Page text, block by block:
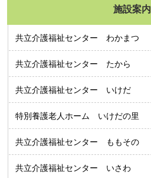
施設案内
共立介護福祉センター わかまつ
共立介護福祉センター たから
共立介護福祉センター いけだ
特別養護老人ホーム いけだの里
共立介護福祉センター ももその
共立介護福祉センター いさわ